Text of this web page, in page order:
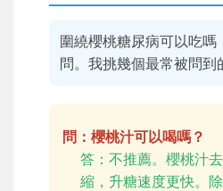
圍繞櫻桃糖尿病可以吃嗎
問。我挑幾個最常被問到
問：櫻桃汁可以喝嗎？
答：不推薦。櫻桃汁
縮，升糖速度更快。